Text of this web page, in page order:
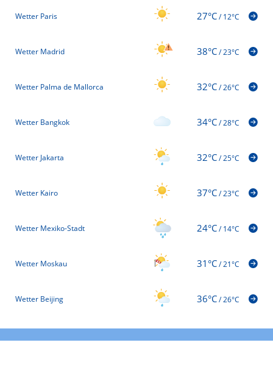
Wetter Paris 27°C/12°C
Wetter Madrid 38°C/23°C
Wetter Palma de Mallorca 32°C/26°C
Wetter Bangkok 34°C/28°C
Wetter Jakarta 32°C/25°C
Wetter Kairo 37°C/23°C
Wetter Mexiko-Stadt 24°C/14°C
Wetter Moskau 31°C/21°C
Wetter Beijing 36°C/26°C